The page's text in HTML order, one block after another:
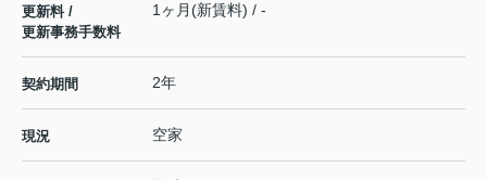
更新料 /
更新事務手数料
1ヶ月(新賃料) / -
契約期間 2年
現況 空家